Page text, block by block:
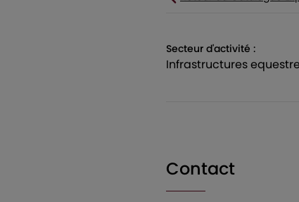
Secteur d'activité :
infrastructures
Contact